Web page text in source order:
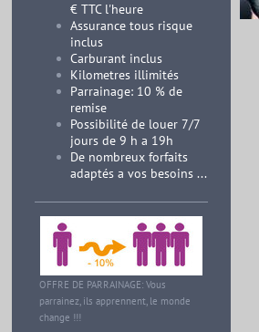
€ TTC l'heure
Assurance tous risque
inclus
Carburant inclus
Kilometres illimités
Parrainage: 10 % de
remise
Possibilité de louer 7/7
jours de 9 h a 19h
De nombreux forfaits
adaptés a vos besoins ...
OFFRE DE PARRAINAGE: Vous
parrainez, ils apprennent, le monde
change !!!